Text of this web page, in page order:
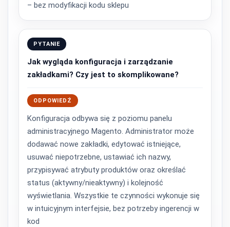
– bez modyfikacji kodu sklepu
PYTANIE
Jak wygląda konfiguracja i zarządzanie
zakładkami? Czy jest to skomplikowane?
ODPOWIEDŹ
Konfiguracja odbywa się z poziomu panelu
administracyjnego Magento. Administrator może
dodawać nowe zakładki, edytować istniejące,
usuwać niepotrzebne, ustawiać ich nazwy,
przypisywać atrybuty produktów oraz określać
status (aktywny/nieaktywny) i kolejność
wyświetlania. Wszystkie te czynności wykonuje się
w intuicyjnym interfejsie, bez potrzeby ingerencji w
kod